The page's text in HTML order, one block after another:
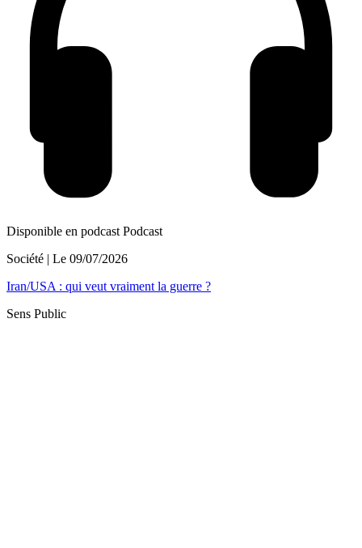
Disponible en podcast Podcast
Société | Le 09/07/2026
Iran/USA : qui veut vraiment la guerre ?
Sens Public